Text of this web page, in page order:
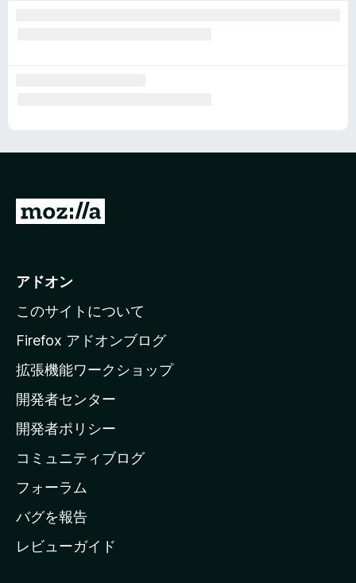
M
i
l
a
ホ
ー
ム
ー
ジ
へ
アドオン
このサイトについて
Firefox アドオンブログ
拡張機能ワークショップ
開発者センター
開発者ポリシー
コミュニティブログ
フォーラム
バグを報告
レビューガイド